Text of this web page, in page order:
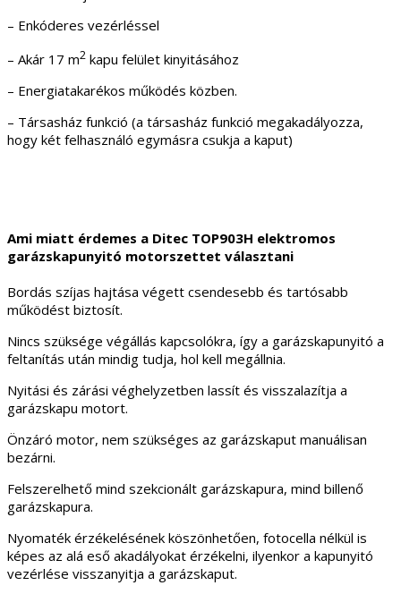
– Enkóderes vezérléssel
– Akár 17 m2 kapu felület kinyitásához
– Energiatakarékos működés közben.
– Társasház funkció (a társasház funkció megakadályozza,
hogy két felhasználó egymásra csukja a kaput)
Ami miatt érdemes a Ditec TOP903H elektromos
garázskapunyitó motorszettet választani
Bordás szíjas hajtása végett csendesebb és tartósabb
működést biztosít.
Nincs szüksége végállás kapcsolókra, így a garázskapunyitó a
feltanítás után mindig tudja, hol kell megállnia.
Nyitási és zárási véghelyzetben lassít és visszalazítja a
garázskapu motort.
Önzáró motor, nem szükséges az garázskaput manuálisan
bezárni.
Felszerelhető mind szekcionált garázskapura, mind billenő
garázskapura.
Nyomaték érzékelésének köszönhetően, fotocella nélkül is
képes az alá eső akadályokat érzékelni, ilyenkor a kapunyitó
vezérlése visszanyitja a garázskaput.